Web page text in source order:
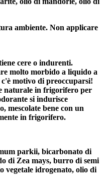
ambiente. Non applicare
cere o indurenti.
molto morbido a liquido a
motivo di preoccuparsi!
naturale in frigorifero per
si indurisce
mescolate bene con un
in frigorifero.
parkii, bicarbonato di
di Zea mays, burro di semi
vegetale idrogenato, olio di